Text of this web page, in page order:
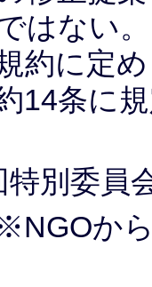
はない
約に定
14条に
特別委員
か